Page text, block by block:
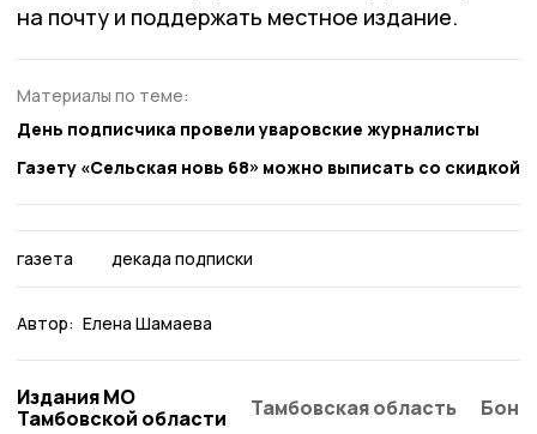
на почту и поддержать местное издание.
Материалы по теме:
День подписчика провели уваровские журналисты
Газету «Сельская новь 68» можно выписать со скидкой
газета декада подписки
Автор: Елена Шамаева
Издания МО
Тамбовской области
Тамбовская область